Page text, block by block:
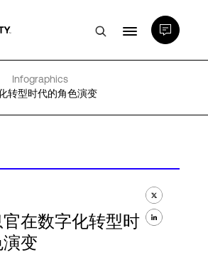
Infographics
转型时代的角色演变
在数字化转型时
变